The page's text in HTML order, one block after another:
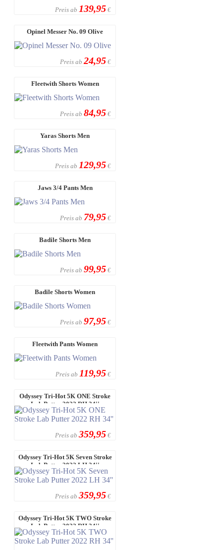
Preis ab 139,95 €
Opinel Messer No. 09 Olive
Preis ab 24,95 €
Fleetwith Shorts Women
Preis ab 84,95 €
Yaras Shorts Men
Preis ab 129,95 €
Jaws 3/4 Pants Men
Preis ab 79,95 €
Badile Shorts Men
Preis ab 99,95 €
Badile Shorts Women
Preis ab 97,95 €
Fleetwith Pants Women
Preis ab 119,95 €
Odyssey Tri-Hot 5K ONE Stroke
Lab Putter 2022 RH 34''
Preis ab 359,95 €
Odyssey Tri-Hot 5K Seven Stroke
Lab Putter 2022 LH 34''
Preis ab 359,95 €
Odyssey Tri-Hot 5K TWO Stroke
Lab Putter 2022 RH 34''